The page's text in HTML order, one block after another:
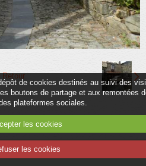
Retour
légales
de cookies destinés au suivi des
boutons de partage et aux remontées
plateformes sociales.
les cookies
les cookies